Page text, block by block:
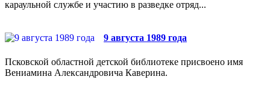
караульной службе и участию в разведке отряд...
9 августа 1989 года
Псковской областной детской библиотеке присвоено имя
Вениамина Александровича Каверина.